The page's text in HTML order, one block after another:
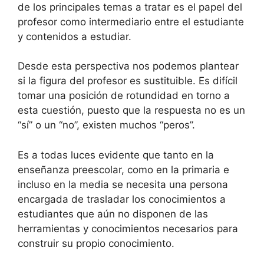
de los principales temas a tratar es el papel del
profesor como intermediario entre el estudiante
y contenidos a estudiar.
Desde esta perspectiva nos podemos plantear
si la figura del profesor es sustituible. Es difícil
tomar una posición de rotundidad en torno a
esta cuestión, puesto que la respuesta no es un
“sí” o un “no”, existen muchos “peros”.
Es a todas luces evidente que tanto en la
enseñanza preescolar, como en la primaria e
incluso en la media se necesita una persona
encargada de trasladar los conocimientos a
estudiantes que aún no disponen de las
herramientas y conocimientos necesarios para
construir su propio conocimiento.